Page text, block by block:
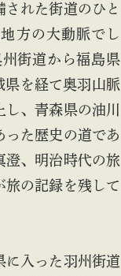
れた街道のひと
方の大動脈でし
街道から福島県
を経て奥羽山脈
、青森県の油川
った歴史の道であ
澄、明治時代の旅
旅の記録を残して
入った羽州街道